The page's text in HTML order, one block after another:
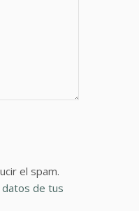
el spam.
de tus